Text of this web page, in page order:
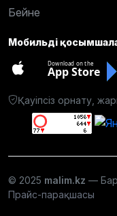
Бейне
Мобильді
Download on the
App Store
Қауіпсіз орнату,
© 2025 malim.kz —
Прайс-парақшасы